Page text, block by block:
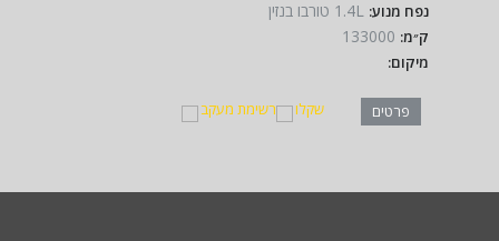
נפח מנוע:
ק״מ:
מיקום:
פרטים שקלו רשימת מעקב